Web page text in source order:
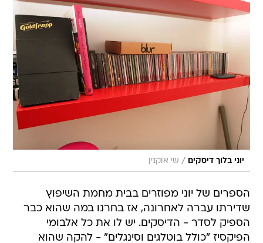
יוני בלוך דיסקים / שי אוקנין
הספרים של יוני מפוזרים בבית מחמת השיפוץ
שדירתו עברה לאחרונה, אז בחרנו במה שהוא כבר
הספיק לסדר - הדיסקים. יש לו את כל אלבומי
הפיקסיז "כולל בוטלגים וסינגלים" - להקה שהוא